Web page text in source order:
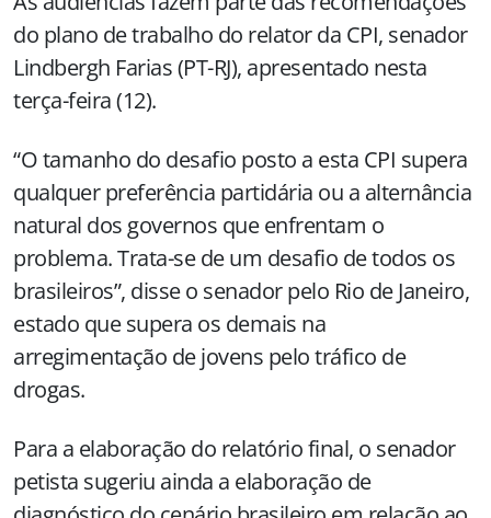
do plano de trabalho do relator da CPI, senador
Lindbergh Farias (PT-RJ), apresentado nesta
terça-feira (12).
“O tamanho do desafio posto a esta CPI supera
qualquer preferência partidária ou a alternância
natural dos governos que enfrentam o
problema. Trata-se de um desafio de todos os
brasileiros”, disse o senador pelo Rio de Janeiro,
estado que supera os demais na
arregimentação de jovens pelo tráfico de
drogas.
Para a elaboração do relatório final, o senador
petista sugeriu ainda a elaboração de